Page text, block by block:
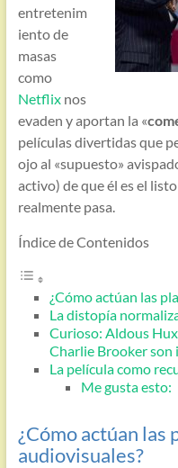
entretenim
iento de
masas
como
Netflixnos
evaden y aportan la «
películas divertidas que
ojo al «supuesto»
activo) de que él es el
realmente pasa.
Índice de Contenidos
¿Cómo actúan las
La distopía
Curioso: Aldous
Charlie Brooker son
La película como
Me gusta esto:
¿Cómo actúan las
audiovisuales?